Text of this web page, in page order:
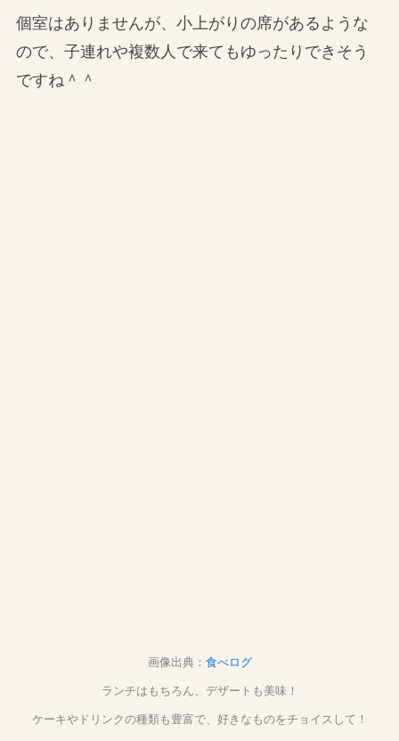
個室はありませんが、小上がりの席があるような
ので、子連れや複数人で来てもゆったりできそう
ですね＾＾
画像出典： 食べログ
ランチはもちろん、デザートも美味！
ケーキやドリンクの種類も豊富で、好きなものをチョイスして！